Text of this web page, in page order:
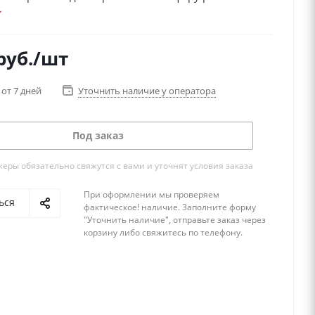
камней и давно уже считаются
престиж, утонченность и новизна. Высокое
/шт
7 дней Уточнить наличие у оператора
Под заказ
обязательно свяжутся с вами и уточнят условия заказа
При оформлении мы проверяем
фактическое! наличие. 3аполните форму
"Уточнить наличие", отправьте заказ через
корзину либо свяжитесь по телефону.